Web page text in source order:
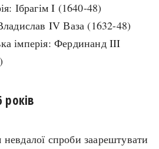
Хронологія
Античні часи
Темні віки
Наш час
Ібрагім I (1640-48)
IV Ваза (1632-48)
імперія: Фердинанд III
років
невдалої спроби заарештувати